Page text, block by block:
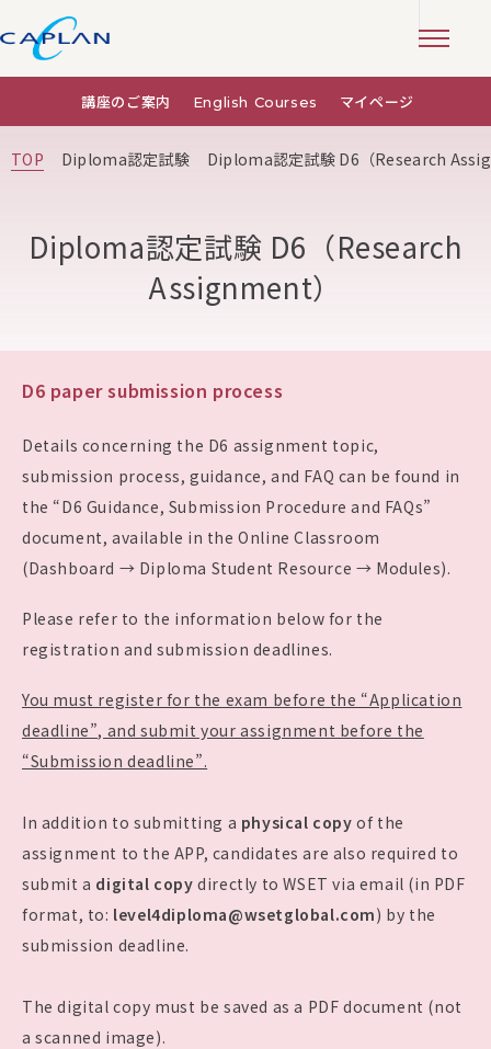
講座のご案内 English Courses マイページ
TOP Diploma認定試験 Diploma認定試験 D6（Research
Diploma認定試験 D6（Research
Assignment）
D6 paper submission process
Details concerning the D6 assignment topic,
submission process, guidance, and FAQ can be found in
the “D6 Guidance, Submission Procedure and FAQs”
document, available in the Online Classroom
(Dashboard → Diploma Student Resource → Modules).
Please refer to the information below for the
registration and submission deadlines.
You must register for the exam before the “Application
deadline”, and submit your assignment before the
“Submission deadline”.
In addition to submitting a physical copy of the
assignment to the APP, candidates are also required to
submit a digital copy directly to WSET via email (in PDF
format, to: level4diploma@wsetglobal.com) by the
submission deadline.
The digital copy must be saved as a PDF document (not
a scanned image).